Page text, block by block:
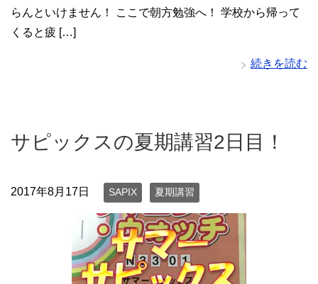
らんといけません！ ここで朝方勉強へ！ 学校から帰って
くると疲 […]
続きを読む
サピックスの夏期講習2日目！
2017年8月17日 SAPIX 夏期講習